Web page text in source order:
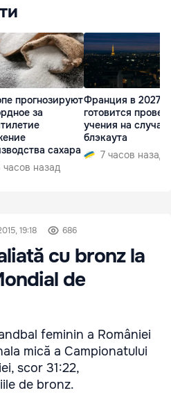
прогнозируют
за
сахара
часов назад
Франция в 2027
готовится
учения на случай
блэкаута
7 часов назад
19:18 686
cu bronz la
de
feminin a României
mică a Campionatului
scor 31:22,
de bronz.